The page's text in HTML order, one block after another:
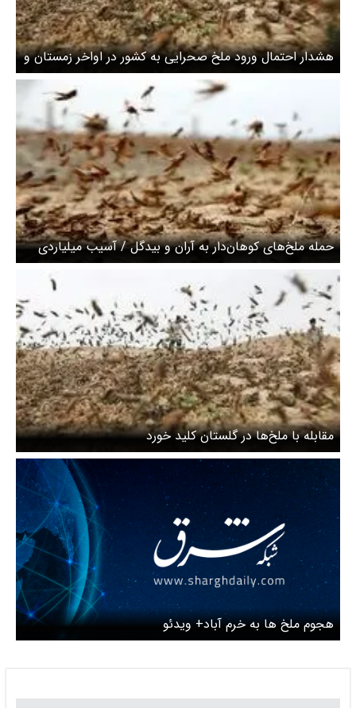
هشدار احتمال ورود ملخ صحرایی به کشور در اواخر زمستان و
اوایل بهار
حمله ملخ‌های کوهان‌دار به آران و بیدگل / آسیب میلیاردی
این آفات
مقابله با ملخ‌ها در گلستان کلید خورد
هجوم ملخ ها به خرم آباد+ ویدئو